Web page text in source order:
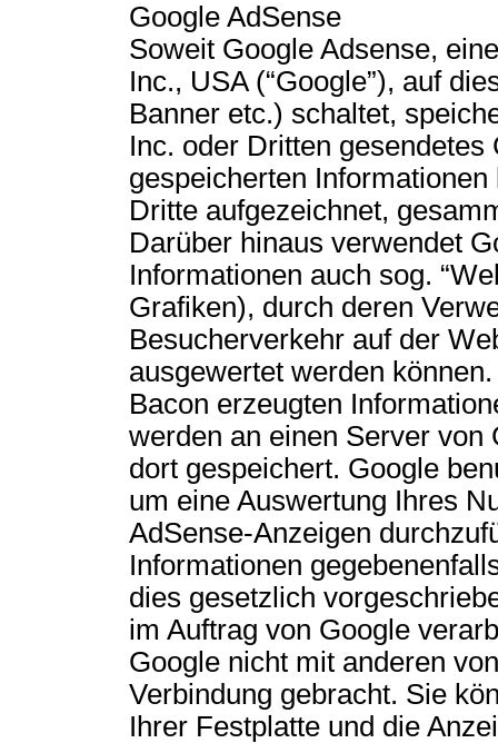
Google AdSense
Soweit Google Adsense,
Inc., USA (“Google”), auf
Banner etc.) schaltet,
Inc. oder Dritten
gespeicherten
Dritte aufgezeichnet,
Darüber hinaus verwendet
Informationen auch sog.
Grafiken), durch deren
Besucherverkehr auf der
ausgewertet werden
Bacon erzeugten
werden an einen Server von
dort gespeichert. Google
um eine Auswertung Ihres
AdSense-Anzeigen
Informationen
dies gesetzlich
im Auftrag von Google
Google nicht mit anderen
Verbindung gebracht. Sie
Ihrer Festplatte und die